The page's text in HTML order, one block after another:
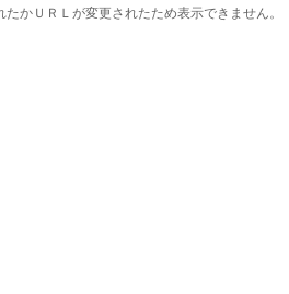
たかＵＲＬが変更されたため表示できません。